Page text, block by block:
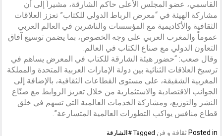
القاسمي، عضو المجلس الأعلى حاكم الشارقة، مشيراً إلى أن
مشاركة الهيئة في “معرض الرباط الدولي للكتاب” تعزز العلاقات
الثقافية والأكاديمية مع المؤسسات والناشرين في العالم العربي
عموماً والمغرب العربي على وجه الخصوص، بما يضمن توسيع آفاق
التعاون الدولي مع صناع الكتاب في العالم.
وقال صعب: “حضور هيئة الشارقة للكتاب في المعرض يساهم في
ترسيخ العلاقات الثنائية بين دولة الإمارات العربية المتحدة والمملكة
المغربية الشقيقة، على مستوى القطاعات الثقافية، بالإضافة إلى
الجوانب الاقتصادية والاستثمارية من خلال تعزيز الروابط مع صنّاع
النشر والتوزيع، ومشاركة الخدمات العالمية التي تسهم في خلق
قطاع منافس يواكب التطورات العالمية المتسارعة”.
Posted in ثقافة و فن Tagged #الشارقة